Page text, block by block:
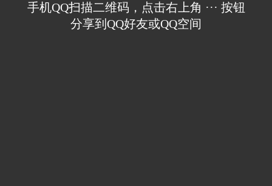
手机QQ扫描二维码，点击右上角 ··· 按钮
分享到QQ好友或QQ空间